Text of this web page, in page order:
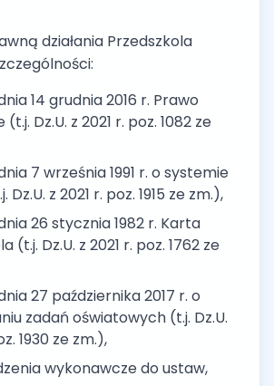
działania Przedszkola
14 grudnia 2016 r. Prawo
Dz.U. z 2021 r. poz. 1082 ze
7 września 1991 r. o systemie
z 2021 r. poz. 1915 ze zm.),
26 stycznia 1982 r. Karta
(t.j. Dz.U. z 2021 r. poz. 1762 ze
27 października 2017 r. o
zadań oświatowych (t.j. Dz.U.
1930 ze zm.),
wykonawcze do ustaw,